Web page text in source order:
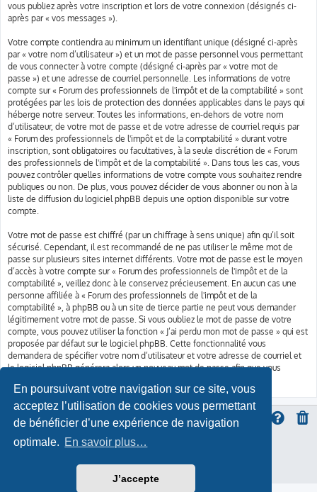
En poursuivant votre navigation sur ce site, vous
acceptez l’utilisation de cookies vous permettant
de bénéficier d’une expérience de navigation
optimale. En savoir plus…
J’accepte
vous publiez après votre inscription et lors de votre connexion (désignés ci-
après par « vos messages »).
Votre compte contiendra au minimum un identifiant unique (désigné ci-après
par « votre nom d’utilisateur ») et un mot de passe personnel vous permettant
de vous connecter à votre compte (désigné ci-après par « votre mot de
passe ») et une adresse de courriel personnelle. Les informations de votre
compte sur « Forum des professionnels de l'impôt et de la comptabilité » sont
protégées par les lois de protection des données applicables dans le pays qui
héberge notre serveur. Toutes les informations, en-dehors de votre nom
d’utilisateur, de votre mot de passe et de votre adresse de courriel requis par
« Forum des professionnels de l'impôt et de la comptabilité » durant votre
inscription, sont obligatoires ou facultatives, à la seule discrétion de « Forum
des professionnels de l'impôt et de la comptabilité ». Dans tous les cas, vous
pouvez contrôler quelles informations de votre compte vous souhaitez rendre
publiques ou non. De plus, vous pouvez décider de vous abonner ou non à la
liste de diffusion du logiciel phpBB depuis une option disponible sur votre
compte.
Votre mot de passe est chiffré (par un chiffrage à sens unique) afin qu’il soit
sécurisé. Cependant, il est recommandé de ne pas utiliser le même mot de
passe sur plusieurs sites internet différents. Votre mot de passe est le moyen
d’accès à votre compte sur « Forum des professionnels de l'impôt et de la
comptabilité », veillez donc à le conservez précieusement. En aucun cas une
personne affiliée à « Forum des professionnels de l'impôt et de la
comptabilité », à phpBB ou à un site de tierce partie ne peut vous demander
légitimement votre mot de passe. Si vous oubliez le mot de passe de votre
compte, vous pouvez utiliser la fonction « J’ai perdu mon mot de passe » qui est
proposée par défaut sur le logiciel phpBB. Cette fonctionnalité vous
demandera de spécifier votre nom d’utilisateur et votre adresse de courriel et
le logiciel phpBB générera alors un nouveau mot de passe afin que vous
ProLight Style by